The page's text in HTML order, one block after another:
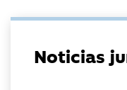
Noticias